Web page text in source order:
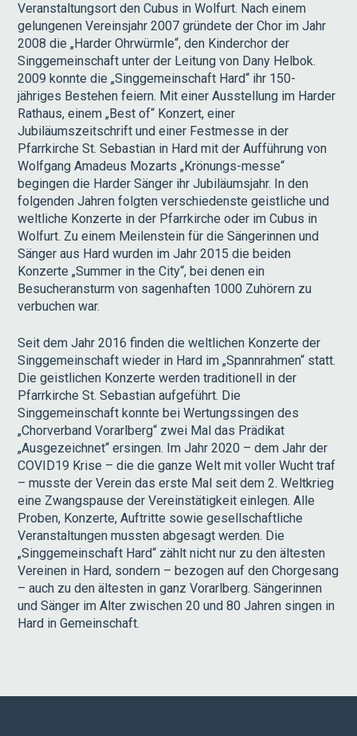
Veranstaltungsort den Cubus in Wolfurt. Nach einem
gelungenen Vereinsjahr 2007 gründete der Chor im Jahr
2008 die „Harder Ohrwürmle“, den Kinderchor der
Singgemeinschaft unter der Leitung von Dany Helbok.
2009 konnte die „Singgemeinschaft Hard“ ihr 150-
jähriges Bestehen feiern. Mit einer Ausstellung im Harder
Rathaus, einem „Best of“ Konzert, einer
Jubiläumszeitschrift und einer Festmesse in der
Pfarrkirche St. Sebastian in Hard mit der Aufführung von
Wolfgang Amadeus Mozarts „Krönungs-messe“
begingen die Harder Sänger ihr Jubiläumsjahr. In den
folgenden Jahren folgten verschiedenste geistliche und
weltliche Konzerte in der Pfarrkirche oder im Cubus in
Wolfurt. Zu einem Meilenstein für die Sängerinnen und
Sänger aus Hard wurden im Jahr 2015 die beiden
Konzerte „Summer in the City“, bei denen ein
Besucheransturm von sagenhaften 1000 Zuhörern zu
verbuchen war.
Seit dem Jahr 2016 finden die weltlichen Konzerte der
Singgemeinschaft wieder in Hard im „Spannrahmen“ statt.
Die geistlichen Konzerte werden traditionell in der
Pfarrkirche St. Sebastian aufgeführt. Die
Singgemeinschaft konnte bei Wertungssingen des
„Chorverband Vorarlberg“ zwei Mal das Prädikat
„Ausgezeichnet“ ersingen. Im Jahr 2020 – dem Jahr der
COVID19 Krise – die die ganze Welt mit voller Wucht traf
– musste der Verein das erste Mal seit dem 2. Weltkrieg
eine Zwangspause der Vereinstätigkeit einlegen. Alle
Proben, Konzerte, Auftritte sowie gesellschaftliche
Veranstaltungen mussten abgesagt werden. Die
„Singgemeinschaft Hard“ zählt nicht nur zu den ältesten
Vereinen in Hard, sondern – bezogen auf den Chorgesang
– auch zu den ältesten in ganz Vorarlberg. Sängerinnen
und Sänger im Alter zwischen 20 und 80 Jahren singen in
Hard in Gemeinschaft.